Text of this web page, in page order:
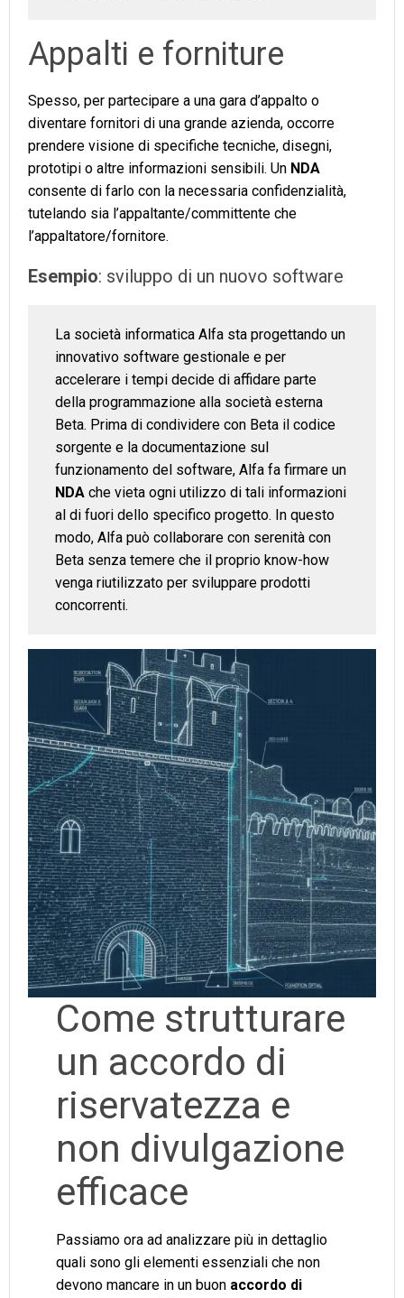
Appalti e forniture
Spesso, per partecipare a una gara d’appalto o
diventare fornitori di una grande azienda, occorre
prendere visione di specifiche tecniche, disegni,
prototipi o altre informazioni sensibili. Un NDA
consente di farlo con la necessaria confidenzialità,
tutelando sia l’appaltante/committente che
l’appaltatore/fornitore.
Esempio: sviluppo di un nuovo software
La società informatica Alfa sta progettando un
innovativo software gestionale e per
accelerare i tempi decide di affidare parte
della programmazione alla società esterna
Beta. Prima di condividere con Beta il codice
sorgente e la documentazione sul
funzionamento del software, Alfa fa firmare un
NDA che vieta ogni utilizzo di tali informazioni
al di fuori dello specifico progetto. In questo
modo, Alfa può collaborare con serenità con
Beta senza temere che il proprio know-how
venga riutilizzato per sviluppare prodotti
concorrenti.
Come strutturare
un accordo di
riservatezza e
non divulgazione
efficace
Passiamo ora ad analizzare più in dettaglio
quali sono gli elementi essenziali che non
devono mancare in un buon accordo di